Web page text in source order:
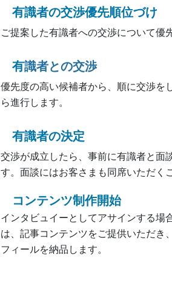
有識者の交渉優先順位づけ
ご提案した有識者への交渉について優
有識者との交渉
優先度の高い候補者から、順に交渉を
ら進行します。
有識者の決定
交渉が成立したら、事前に有識者と面
す。面談にはお客さまも同席いただく
コンテンツ制作開始
インタビュイーとしてアサインする場
は、記事コンテンツをご提供いただき
フィールを納品します。